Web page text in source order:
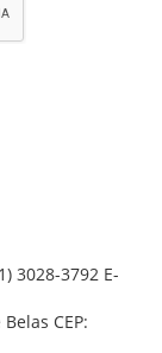
3028-3792 E-
Belas CEP: